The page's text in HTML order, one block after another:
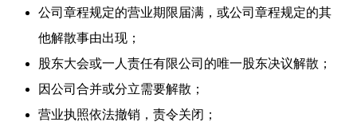
公司章程规定的营业期限届满，或公司章程规定的其
他解散事由出现；
股东大会或一人责任有限公司的唯一股东决议解散；
因公司合并或分立需要解散；
营业执照依法撤销，责令关闭；